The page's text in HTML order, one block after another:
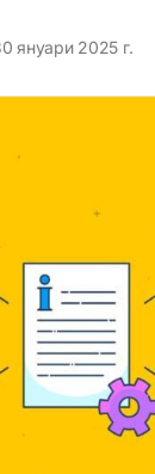
януари 2025 г.